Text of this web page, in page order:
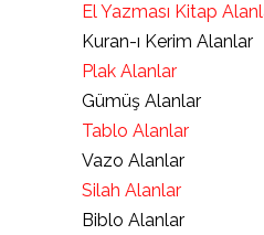
El Yazması Kitap
Kuran-ı Kerim Alanlar
Plak Alanlar
Gümüş Alanlar
Tablo Alanlar
Vazo Alanlar
Silah Alanlar
Biblo Alanlar